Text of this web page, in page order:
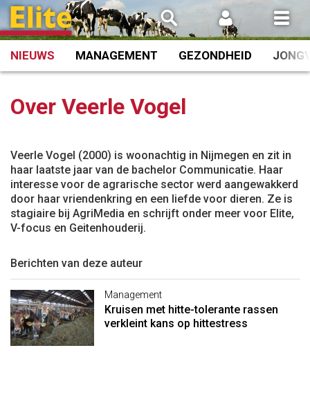
Spring
naar
inhoud
NIEUWS MANAGEMENT GEZONDHEID
Over Veerle Vogel
Veerle Vogel (2000) is woonachtig in Nijmegen en zit in
haar laatste jaar van de bachelor Communicatie. Haar
interesse voor de agrarische sector werd aangewakkerd
door haar vriendenkring en een liefde voor dieren. Ze is
stagiaire bij AgriMedia en schrijft onder meer voor Elite,
V-focus en Geitenhouderij.
Berichten van deze auteur
Management
Kruisen met hitte-tolerante rassen
verkleint kans op hittestress